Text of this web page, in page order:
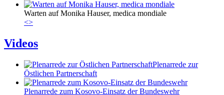
Warten auf Monika Hauser, medica mondiale
<>
Videos
Plenarrede zur
Östlichen Partnerschaft
Plenarrede zum Kosovo-Einsatz der Bundeswehr